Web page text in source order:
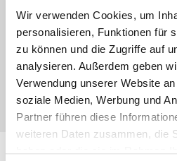
Wir verwenden Cookies, um
personalisieren, Funktionen für
zu können und die Zugriffe auf
analysieren. Außerdem geben
Verwendung unserer Website
soziale Medien, Werbung und
Partner führen diese
weiteren Daten zusammen, die